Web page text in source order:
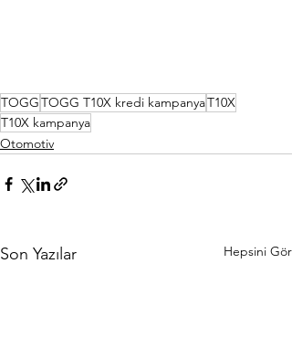
TOGGTOGG T10X kredi kampanyaT10X
T10X kampanya
Otomotiv
Son Yazılar Hepsini Gör